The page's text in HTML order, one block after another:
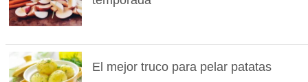
El mejor truco para pelar patatas